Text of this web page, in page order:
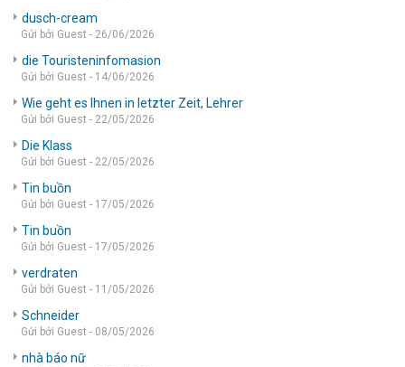
dusch-cream
Gửi bởi Guest - 26/06/2026
die Touristeninfomasion
Gửi bởi Guest - 14/06/2026
Wie geht es Ihnen in letzter Zeit, Lehrer
Gửi bởi Guest - 22/05/2026
Die Klass
Gửi bởi Guest - 22/05/2026
Tin buồn
Gửi bởi Guest - 17/05/2026
Tin buồn
Gửi bởi Guest - 17/05/2026
verdraten
Gửi bởi Guest - 11/05/2026
Schneider
Gửi bởi Guest - 08/05/2026
nhà báo nữ